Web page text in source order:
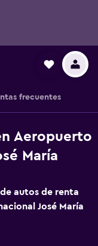
frecuentes
Aeropuerto
María
autos de renta
José María